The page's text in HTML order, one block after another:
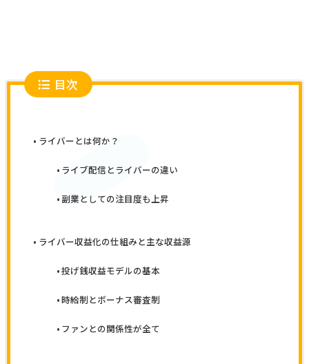
目次
ライバーとは何か？
ライブ配信とライバーの違い
副業としての注目度も上昇
ライバー収益化の仕組みと主な収益源
投げ銭収益モデルの基本
時給制とボーナス審査制
ファンとの関係性が全て